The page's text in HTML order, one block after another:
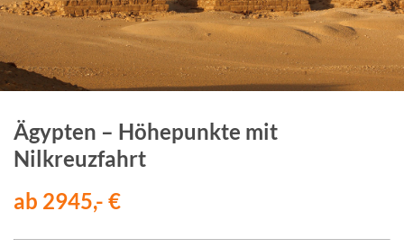
Ägypten – Höhepunkte mit
Nilkreuzfahrt
ab 2945,- €